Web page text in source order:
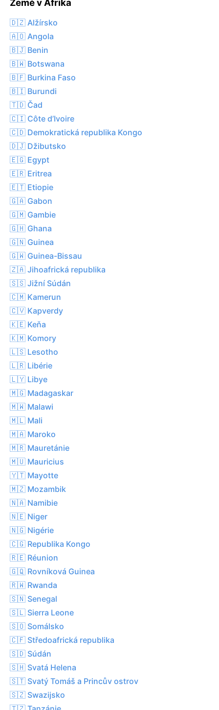
Země v Afrika
🇩🇿 Alžírsko
🇦🇴 Angola
🇧🇯 Benin
🇧🇼 Botswana
🇧🇫 Burkina Faso
🇧🇮 Burundi
🇹🇩 Čad
🇨🇮 Côte d’Ivoire
🇨🇩 Demokratická republika Kongo
🇩🇯 Džibutsko
🇪🇬 Egypt
🇪🇷 Eritrea
🇪🇹 Etiopie
🇬🇦 Gabon
🇬🇲 Gambie
🇬🇭 Ghana
🇬🇳 Guinea
🇬🇼 Guinea-Bissau
🇿🇦 Jihoafrická republika
🇸🇸 Jižní Súdán
🇨🇲 Kamerun
🇨🇻 Kapverdy
🇰🇪 Keňa
🇰🇲 Komory
🇱🇸 Lesotho
🇱🇷 Libérie
🇱🇾 Libye
🇲🇬 Madagaskar
🇲🇼 Malawi
🇲🇱 Mali
🇲🇦 Maroko
🇲🇷 Mauretánie
🇲🇺 Mauricius
🇾🇹 Mayotte
🇲🇿 Mozambik
🇳🇦 Namibie
🇳🇪 Niger
🇳🇬 Nigérie
🇨🇬 Republika Kongo
🇷🇪 Réunion
🇬🇶 Rovníková Guinea
🇷🇼 Rwanda
🇸🇳 Senegal
🇸🇱 Sierra Leone
🇸🇴 Somálsko
🇨🇫 Středoafrická republika
🇸🇩 Súdán
🇸🇭 Svatá Helena
🇸🇹 Svatý Tomáš a Princův ostrov
🇸🇿 Swazijsko